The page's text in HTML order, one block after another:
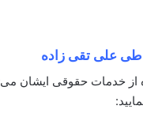
علی تقی زاده
از خدمات حقوقی ایشان